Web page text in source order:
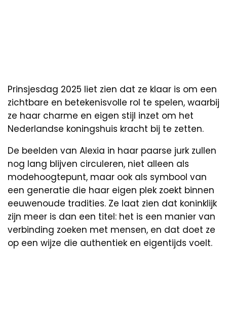
Prinsjesdag 2025 liet zien dat ze klaar is om een
zichtbare en betekenisvolle rol te spelen, waarbij
ze haar charme en eigen stijl inzet om het
Nederlandse koningshuis kracht bij te zetten.
De beelden van Alexia in haar paarse jurk zullen
nog lang blijven circuleren, niet alleen als
modehoogtepunt, maar ook als symbool van
een generatie die haar eigen plek zoekt binnen
eeuwenoude tradities. Ze laat zien dat koninklijk
zijn meer is dan een titel: het is een manier van
verbinding zoeken met mensen, en dat doet ze
op een wijze die authentiek en eigentijds voelt.